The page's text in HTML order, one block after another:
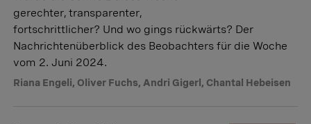
gerechter, transparenter,
fortschrittlicher? Und wo gings rückwärts? Der
Nachrichtenüberblick des Beobachters für die Woche
vom 2. Juni 2024.
Riana Engeli, Oliver Fuchs, Andri Gigerl , Chantal Hebeisen